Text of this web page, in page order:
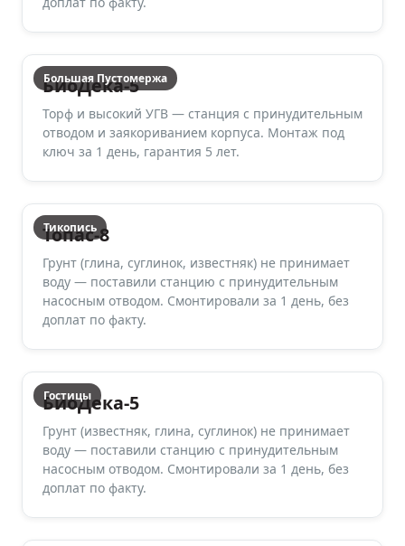
Большая Пустомержа
БиоДека-5
Торф и высокий УГВ — станция с принудительным
отводом и заякориванием корпуса. Монтаж под
ключ за 1 день, гарантия 5 лет.
Тикопись
Топас-8
Грунт (глина, суглинок, известняк) не принимает
воду — поставили станцию с принудительным
насосным отводом. Смонтировали за 1 день, без
доплат по факту.
Гостицы
БиоДека-5
Грунт (известняк, глина, суглинок) не принимает
воду — поставили станцию с принудительным
насосным отводом. Смонтировали за 1 день, без
доплат по факту.